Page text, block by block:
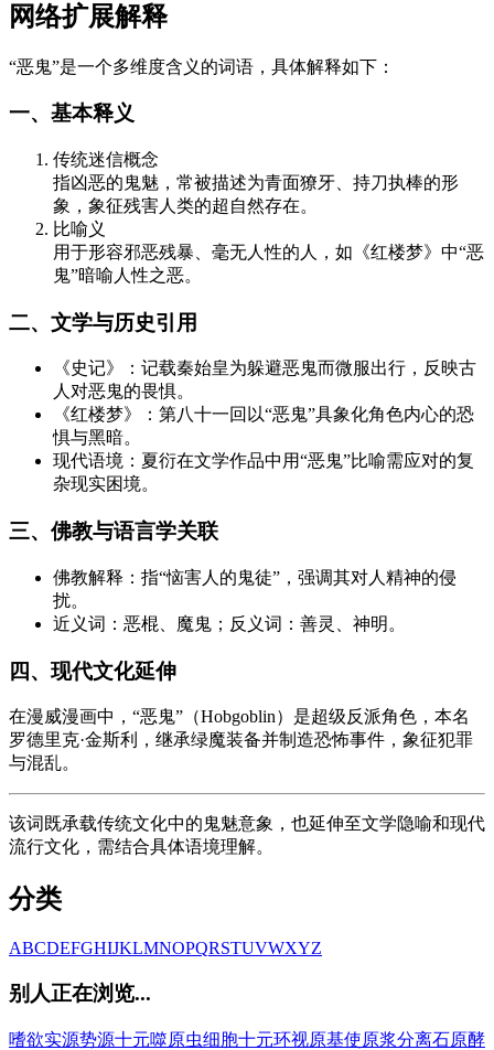
网络扩展解释
“恶鬼”是一个多维度含义的词语，具体解释如下：
一、基本释义
传统迷信概念
指凶恶的鬼魅，常被描述为青面獠牙、持刀执棒的形
象，象征残害人类的超自然存在。
比喻义
用于形容邪恶残暴、毫无人性的人，如《红楼梦》中“恶
鬼”暗喻人性之恶。
二、文学与历史引用
《史记》：记载秦始皇为躲避恶鬼而微服出行，反映古
人对恶鬼的畏惧。
《红楼梦》：第八十一回以“恶鬼”具象化角色内心的恐
惧与黑暗。
现代语境：夏衍在文学作品中用“恶鬼”比喻需应对的复
杂现实困境。
三、佛教与语言学关联
佛教解释：指“恼害人的鬼徒”，强调其对人精神的侵
扰。
近义词：恶棍、魔鬼；反义词：善灵、神明。
四、现代文化延伸
在漫威漫画中，“恶鬼”（Hobgoblin）是超级反派角色，本名
罗德里克·金斯利，继承绿魔装备并制造恐怖事件，象征犯罪
与混乱。
该词既承载传统文化中的鬼魅意象，也延伸至文学隐喻和现代
流行文化，需结合具体语境理解。
分类
ABCDEFGHIJKLMNOPQRSTUVWXYZ
别人正在浏览...
嗜欲实源势源十元噬原虫细胞十元环视原基使原浆分离石原酵